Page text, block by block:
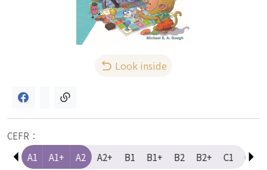
Look inside
CEFR：
A1
A1 A1+ A2 A2+ B1 B1+ B2 B2+ C1 C1+